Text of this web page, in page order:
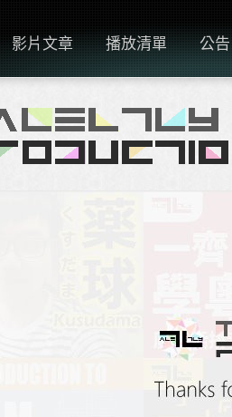
影片文章 播放清單 公告